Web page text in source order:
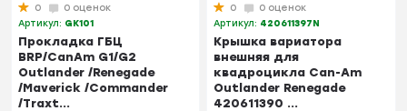
0
0 оценок
Артикул: GK101
Прокладка ГБЦ
BRP/CanAm G1/G2
Outlander /Renegade
/Maverick /Commander
/Traxt...
0
0 оценок
Артикул: 420611397N
Крышка вариатора
внешняя для
квадроцикла Can-Am
Outlander Renegade
420611390 ...